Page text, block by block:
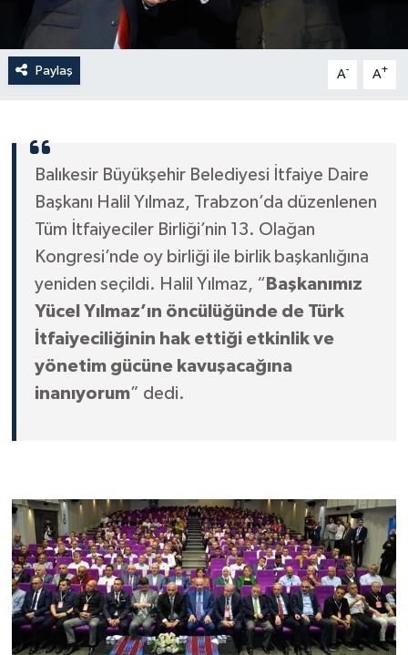
Paylaş A- A+
Balıkesir Büyükşehir Belediyesi İtfaiye Daire
Başkanı Halil Yılmaz, Trabzon’da düzenlenen
Tüm İtfaiyeciler Birliği’nin 13. Olağan
Kongresi’nde oy birliği ile birlik başkanlığına
yeniden seçildi. Halil Yılmaz, “ Başkanımız
Yücel Yılmaz’ın öncülüğünde de Türk
İtfaiyeciliğinin hak ettiği etkinlik ve
yönetim gücüne kavuşacağına
inanıyorum” dedi.